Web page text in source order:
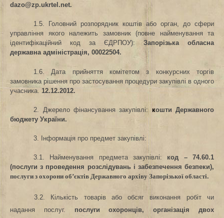
dazo@zp.ukrtel .net.
1.5. Головний розпорядник коштів або орган, до сфери
управління якого належить замовник (повне найменування та
ідентифікаційний код за ЄДРПОУ):Запорізька обласна
державна адміністрація, 00022504.
1.6. Дата прийняття комітетом з конкурсних торгів
замовника рішення про застосування процедури закупівлі в одного
учасника. 12.12.2012.
2. Джерело фінансування закупівлі: кошти Державного
бюджету України.
3. Інформація про предмет закупівлі:
3.1. Найменування предмета закупівлі: код –
74.60.1
(послуги з проведення розслідувань і забезпечення безпеки),
послуги з охорони об’єктів Державного архіву Запорізької області.
3.2. Кількість товарів або обсяг виконання робіт чи
надання послуг. послуги охоронців, організація двох